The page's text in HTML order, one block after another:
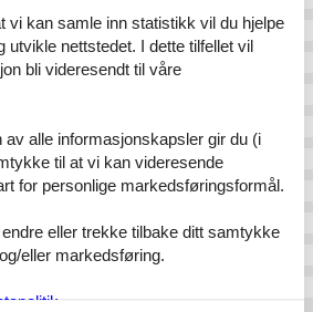
vi kan samle inn statistikk vil du hjelpe
utvikle nettstedet. I dette tilfellet vil
bli videresendt til våre
av alle informasjonskapsler gir du (i
til at vi kan videresende
for personlige markedsføringsformål.
eller trekke tilbake ditt samtykke
eller markedsføring.